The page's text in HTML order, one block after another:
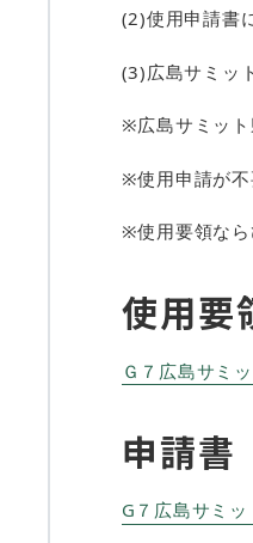
(2)使用申請書
(3)広島サミッ
※広島サミット
※使用申請が不
※使用要領な
使用要
Ｇ７広島サミ
​​申請書
G７広島サミ